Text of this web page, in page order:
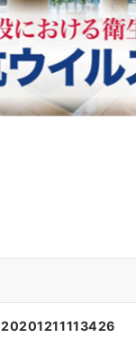
20201211113426